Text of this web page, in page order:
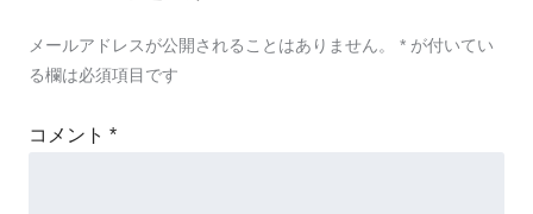
メールアドレスが公開されることはありません。 * が付いてい
る欄は必須項目です
コメント *